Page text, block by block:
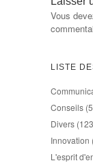
Vous
LISTE
Conseils
Divers
Innovation
L'esprit